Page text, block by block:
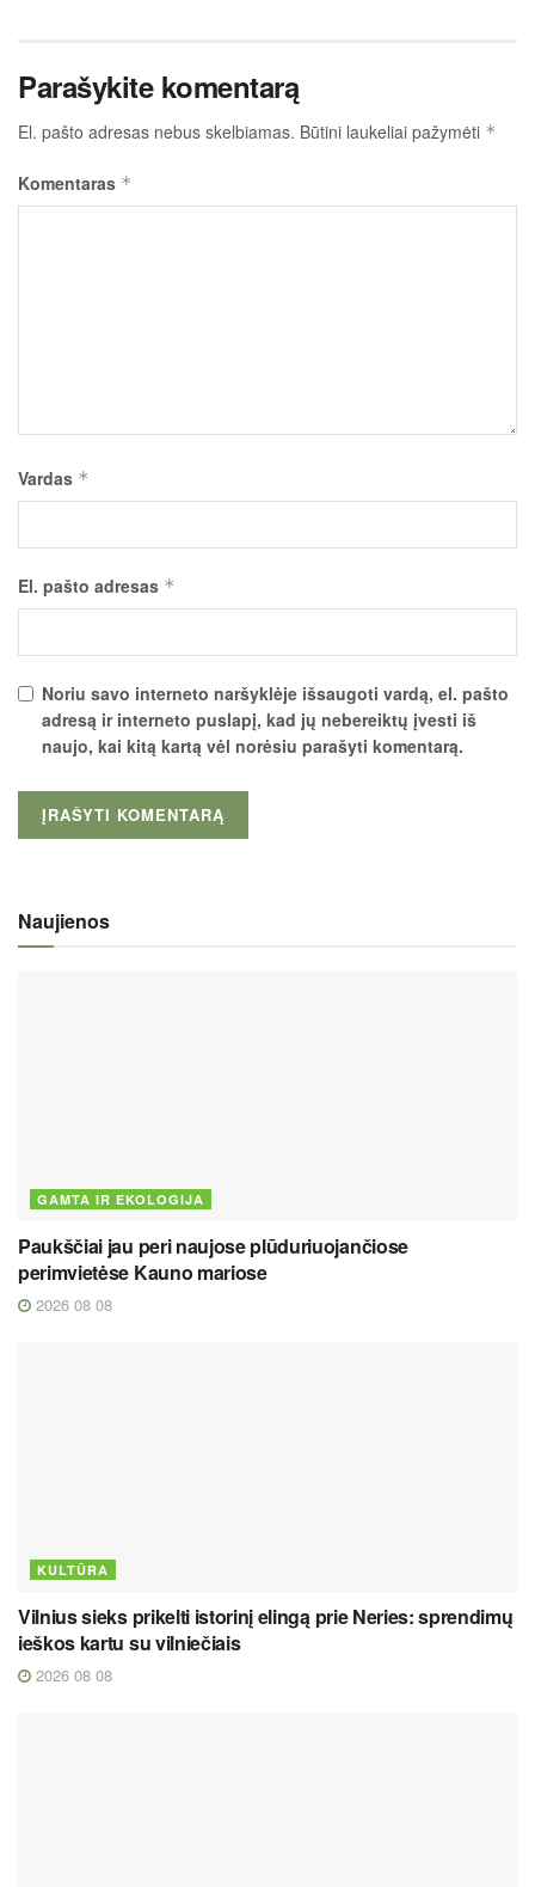
Parašykite komentarą
El. pašto adresas nebus skelbiamas. Būtini laukeliai pažymėti *
Komentaras *
Vardas *
El. pašto adresas *
Noriu savo interneto naršyklėje išsaugoti vardą, el. pašto
adresą ir interneto puslapį, kad jų nebereiktų įvesti iš
naujo, kai kitą kartą vėl norėsiu parašyti komentarą.
Naujienos
GAMTA IR EKOLOGIJA
Paukščiai jau peri naujose plūduriuojančiose
perimvietėse Kauno mariose
2026 08 08
KULTŪRA
Vilnius sieks prikelti istorinį elingą prie Neries: sprendimų
ieškos kartu su vilniečiais
2026 08 08